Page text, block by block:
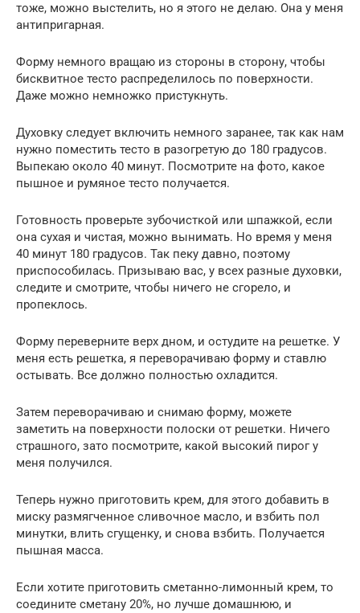
тоже, можно выстелить, но я этого не делаю. Она у меня
антипригарная.
Форму немного вращаю из стороны в сторону, чтобы
бисквитное тесто распределилось по поверхности.
Даже можно немножко пристукнуть.
Духовку следует включить немного заранее, так как нам
нужно поместить тесто в разогретую до 180 градусов.
Выпекаю около 40 минут. Посмотрите на фото, какое
пышное и румяное тесто получается.
Готовность проверьте зубочисткой или шпажкой, если
она сухая и чистая, можно вынимать. Но время у меня
40 минут 180 градусов. Так пеку давно, поэтому
приспособилась. Призываю вас, у всех разные духовки,
следите и смотрите, чтобы ничего не сгорело, и
пропеклось.
Форму переверните верх дном, и остудите на решетке. У
меня есть решетка, я переворачиваю форму и ставлю
остывать. Все должно полностью охладится.
Затем переворачиваю и снимаю форму, можете
заметить на поверхности полоски от решетки. Ничего
страшного, зато посмотрите, какой высокий пирог у
меня получился.
Теперь нужно приготовить крем, для этого добавить в
миску размягченное сливочное масло, и взбить пол
минутки, влить сгущенку, и снова взбить. Получается
пышная масса.
Если хотите приготовить сметанно-лимонный крем, то
соедините сметану 20%, но лучше домашнюю, и